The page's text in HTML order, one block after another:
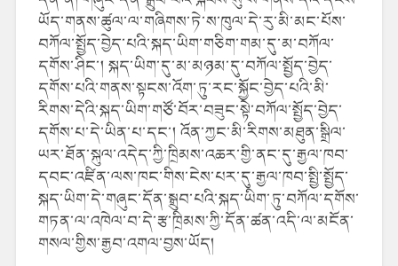
ཡོད་གནས་ཚུལ་ལ་གཞིགས་ཏེ་ས་ཁུལ་དེ་རུ་མི་མང་པོས་
བཀོལ་སྤྱོད་བྱེད་པའི་སྐད་ཡིག་གཅིག་གམ་དུ་མ་བཀོལ་
དགོས་ཤིང་། སྐད་ཡིག་དུ་མ་མཉམ་དུ་བཀོལ་སྤྱོད་བྱེད་
དགོས་པའི་གནས་སྟངས་འོག་ཏུ་རང་སྐྱོང་བྱེད་པའི་མི་
རིགས་དེའི་སྐད་ཡིག་གཙོ་བོར་བཟུང་སྟེ་བཀོལ་སྤྱོད་བྱེད་
དགོས་པ་དེ་ཡིན་པ་དང་། འོན་ཀྱང་མི་རིགས་མཐུན་སྒྲིལ་
ཡར་ཐོན་སྐུལ་འདེད་ཀྱི་ཁྲིམས་འཆར་གྱི་ནང་དུ་རྒྱལ་ཁབ་
དབང་འཛིན་ལས་ཁང་གིས་ངེས་པར་དུ་རྒྱལ་ཁབ་སྤྱི་སྤྱོད་
སྐད་ཡིག་དེ་གཞུང་དོན་སྒྲུབ་པའི་སྐད་ཡིག་ཏུ་བཀོལ་དགོས་
གཏན་ལ་འཁེལ་བ་དེ་རྩ་ཁྲིམས་ཀྱི་དོན་ཚན་འདི་ལ་མངོན་
གསལ་གྱིས་རྒྱབ་འགལ་བྱས་ཡོད།